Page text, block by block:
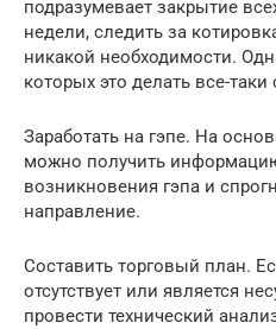
подразумевает закрытие
недели, следить за
никакой необходимости.
которых это делать все-таки
Заработать на гэпе. На
можно получить
возникновения гэпа и
направление.
Составить торговый план.
отсутствует или является
провести технический